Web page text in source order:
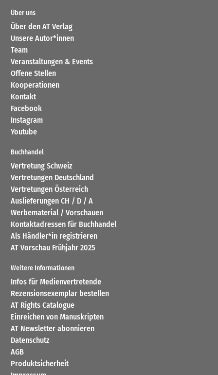
Über uns
Über den AT Verlag
Unsere Autor*innen
Team
Veranstaltungen & Events
Offene Stellen
Kooperationen
Kontakt
Facebook
Instagram
Youtube
Buchhandel
Vertretung Schweiz
Vertretungen Deutschland
Vertretungen Österreich
Auslieferungen CH / D / A
Werbematerial / Vorschauen
Kontaktadressen für Buchhandel
Als Händler*in registrieren
AT Vorschau Frühjahr 2025
Weitere Informationen
Infos für Medienvertretende
Rezensionsexemplar bestellen
AT Rights Catalogue
Einreichen von Manuskripten
AT Newsletter abonnieren
Datenschutz
AGB
Produktsicherheit